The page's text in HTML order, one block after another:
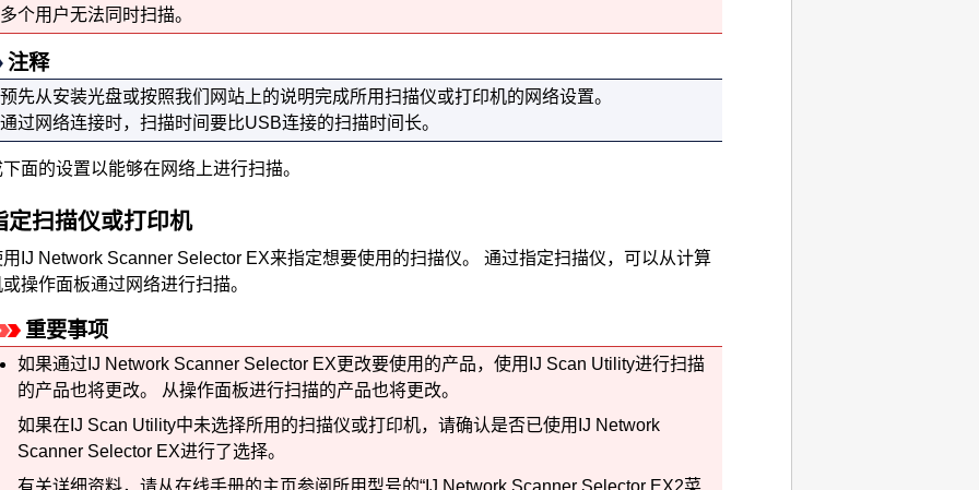
多个用户无法同时扫描。
注释
预先从安装光盘或按照我们网站上的说明完成所用扫描仪或打印机的网络设置。
通过网络连接时，扫描时间要比USB连接的扫描时间长。
面的设置以能够在网络上进行扫描。
定扫描仪或打印机
IJ Network Scanner Selector EX来指定想要使用的扫描仪。 通过指定扫描仪，可以从计算
或操作面板通过网络进行扫描。
重要事项
如果通过 IJ Network Scanner Selector EX更改要使用的产品，使用 IJ Scan Utility进行扫描
的产品也将更改。
从操作面板进行扫描的产品也将更改。
如果在 IJ Scan Utility中未选择所用的扫描仪或打印机，请确认是否已使用 IJ Network
Scanner Selector EX进行了选择。